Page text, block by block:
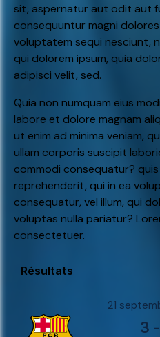
sit, aspernatur aut odit aut
consequuntur magni dolores
voluptatem sequi nesciunt,
qui dolorem ipsum, quia
adipisci velit, sed.
Quia non numquam eius
labore et dolore magnam
ut enim ad minima veniam,
ullam corporis suscipit
commodi consequatur?
reprehenderit, qui in ea
consequatur, vel illum, qui
voluptas nulla pariatur?
consectetuer.
Résultats
21
3 -